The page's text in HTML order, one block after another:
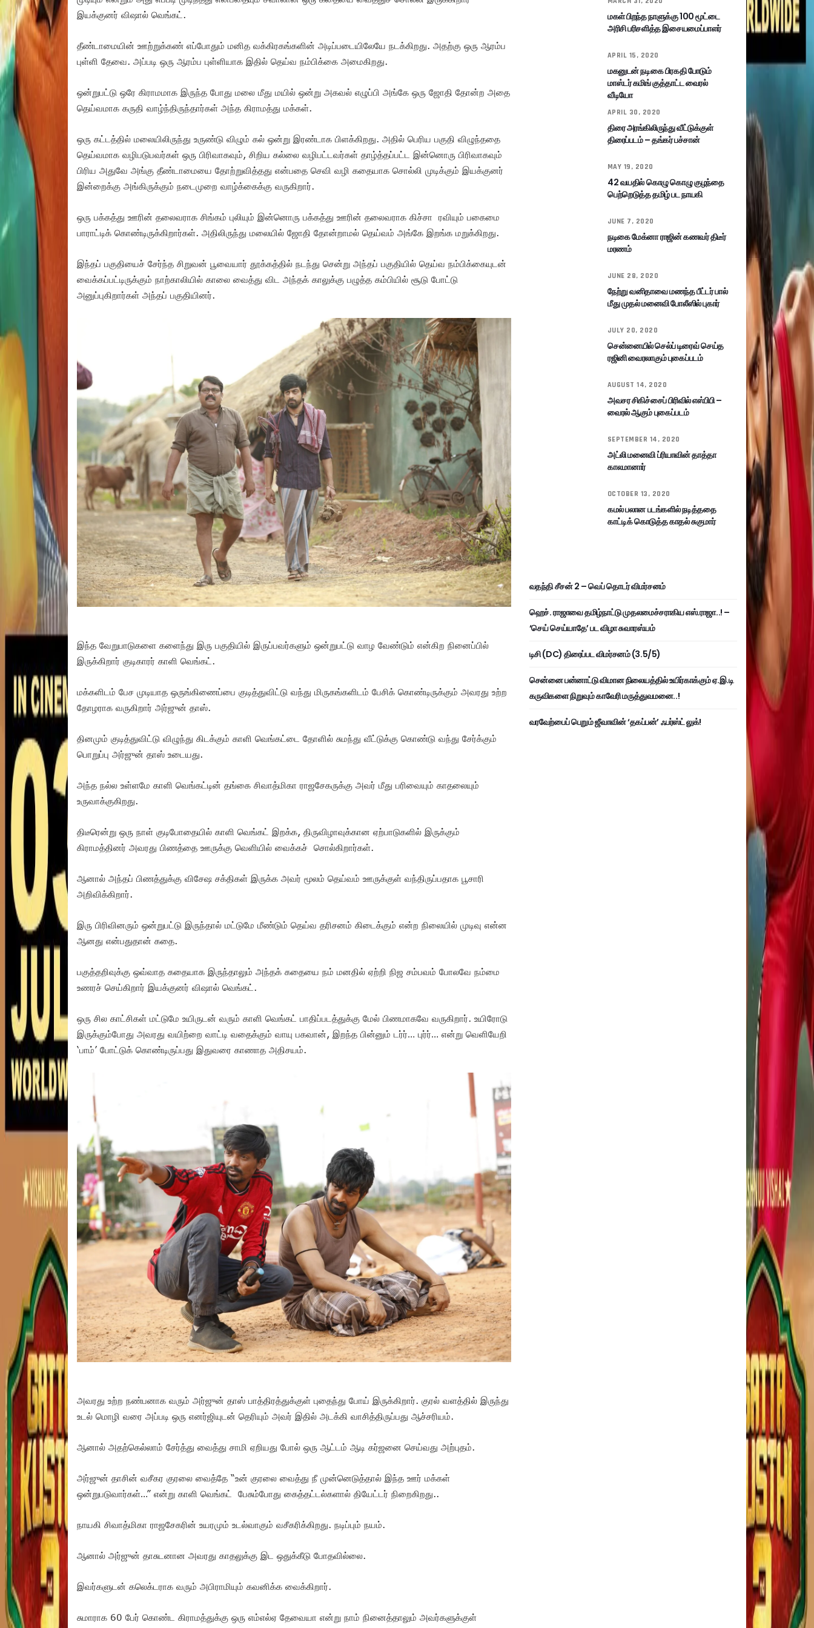
இயக்குனர் விஷால் வெங்கட்.
தீண்டாமையின் ஊற்றுக்கண் எப்போதும் மனித வக்கிரகங்களின் அடிப்படையிலேயே நடக்கிறது. அதற்கு ஒரு ஆரம்ப
புள்ளி தேவை. அப்படி ஒரு ஆரம்ப புள்ளியாக இதில் தெய்வ நம்பிக்கை அமைகிறது.
ஒன்றுபட்டு ஒரே கிராமமாக இருந்த போது மலை மீது மயில் ஒன்று அகவல் எழுப்பி அங்கே ஒரு ஜோதி தோன்ற அதை
தெய்வமாக கருதி வாழ்ந்திருந்தார்கள் அந்த கிராமத்து மக்கள்.
ஒரு கட்டத்தில் மலையிலிருந்து உருண்டு விழும் கல் ஒன்று இரண்டாக பிளக்கிறது. அதில் பெரிய பகுதி விழுந்ததை
தெய்வமாக வழிபடுபவர்கள் ஒரு பிரிவாகவும், சிறிய கல்லை வழிபட்டவர்கள் தாழ்த்தப்பட்ட இன்னொரு பிரிவாகவும்
பிரிய அதுவே அங்கு தீண்டாமையை தோற்றுவித்தது என்பதை செவி வழி கதையாக சொல்லி முடிக்கும் இயக்குனர்
இன்றைக்கு அங்கிருக்கும் நடைமுறை வாழ்க்கைக்கு வருகிறார்.
ஒரு பக்கத்து ஊரின் தலைவராக சிங்கம் புலியும் இன்னொரு பக்கத்து ஊரின் தலைவராக கிச்சா ரவியும் பகைமை
பாராட்டிக் கொண்டிருக்கிறார்கள். அதிலிருந்து மலையில் ஜோதி தோன்றாமல் தெய்வம் அங்கே இறங்க மறுக்கிறது.
இந்தப் பகுதியைச் சேர்ந்த சிறுவன் பூவையார் தூக்கத்தில் நடந்து சென்று அந்தப் பகுதியில் தெய்வ நம்பிக்கையுடன்
வைக்கப்பட்டிருக்கும் நாற்காலியில் காலை வைத்து விட அந்தக் காலுக்கு பழுத்த கம்பியில் சூடு போட்டு
அனுப்புகிறார்கள் அந்தப் பகுதியினர்.
இந்த வேறுபாடுகளை களைந்து இரு பகுதியில் இருப்பவர்களும் ஒன்றுபட்டு வாழ வேண்டும் என்கிற நினைப்பில்
இருக்கிறார் குடிகாரர் காளி வெங்கட்.
மக்களிடம் பேச முடியாத ஒருங்கிணைப்பை குடித்துவிட்டு வந்து மிருகங்களிடம் பேசிக் கொண்டிருக்கும் அவரது உற்ற
தோழராக வருகிறார் அர்ஜுன் தாஸ்.
தினமும் குடித்துவிட்டு விழுந்து கிடக்கும் காளி வெங்கட்டை தோளில் சுமந்து வீட்டுக்கு கொண்டு வந்து சேர்க்கும்
பொறுப்பு அர்ஜுன் தாஸ் உடையது.
அந்த நல்ல உள்ளமே காளி வெங்கட்டின் தங்கை சிவாத்மிகா ராஜசேகருக்கு அவர் மீது பரிவையும் காதலையும்
உருவாக்குகிறது.
திடீரென்று ஒரு நாள் குடிபோதையில் காளி வெங்கட் இறக்க, திருவிழாவுக்கான ஏற்பாடுகளில் இருக்கும்
கிராமத்தினர் அவரது பிணத்தை ஊருக்கு வெளியில் வைக்கச் சொல்கிறார்கள்.
ஆனால் அந்தப் பிணத்துக்கு விசேஷ சக்திகள் இருக்க அவர் மூலம் தெய்வம் ஊருக்குள் வந்திருப்பதாக பூசாரி
அறிவிக்கிறார்.
இரு பிரிவினரும் ஒன்றுபட்டு இருந்தால் மட்டுமே மீண்டும் தெய்வ தரிசனம் கிடைக்கும் என்ற நிலையில் முடிவு என்ன
ஆனது என்பதுதான் கதை.
பகுத்தறிவுக்கு ஒவ்வாத கதையாக இருந்தாலும் அந்தக் கதையை நம் மனதில் ஏற்றி நிஜ சம்பவம் போலவே நம்மை
உணரச் செய்கிறார் இயக்குனர் விஷால் வெங்கட்.
ஒரு சில காட்சிகள் மட்டுமே உயிருடன் வரும் காளி வெங்கட் பாதிப்படத்துக்கு மேல் பிணமாகவே வருகிறார். உயிரோடு
இருக்கும்போது அவரது வயிற்றை வாட்டி வதைக்கும் வாயு பகவான், இறந்த பின்னும் டர்ர்… புர்ர்… என்று வெளியேறி
‘பாம்’ போட்டுக் கொண்டிருப்பது இதுவரை காணாத அதிசயம்.
அவரது உற்ற நண்பனாக வரும் அர்ஜுன் தாஸ் பாத்திரத்துக்குள் புதைந்து போய் இருக்கிறார். குரல் வளத்தில் இருந்து
உடல் மொழி வரை அப்படி ஒரு எனர்ஜியுடன் தெரியும் அவர் இதில் அடக்கி வாசித்திருப்பது ஆச்சரியம்.
ஆனால் அதற்கெல்லாம் சேர்த்து வைத்து சாமி ஏறியது போல் ஒரு ஆட்டம் ஆடி கர்ஜனை செய்வது அற்புதம்.
அர்ஜுன் தாசின் வசீகர குரலை வைத்தே “உன் குரலை வைத்து நீ முன்னெடுத்தால் இந்த ஊர் மக்கள்
ஒன்றுபடுவார்கள்…” என்று காளி வெங்கட் பேசும்போது கைத்தட்டல்களால் தியேட்டர் நிறைகிறது..
நாயகி சிவாத்மிகா ராஜசேகரின் உயரமும் உடல்வாகும் வசீகரிக்கிறது. நடிப்பும் நயம்.
ஆனால் அர்ஜுன் தாசுடனான அவரது காதலுக்கு இட ஒதுக்கீடு போதவில்லை.
இவர்களுடன் கலெக்டராக வரும் அபிராமியும் கவனிக்க வைக்கிறார்.
சுமாராக 60 பேர் கொண்ட கிராமத்துக்கு ஒரு எம்எல்ஏ தேவையா என்று நாம் நினைத்தாலும் அவர்களுக்குள்
மகள் பிறந்த நாளுக்கு 100 மூட்டை
அரிசி பரிசளித்த இசையமைப்பாளர்
APRIL 15, 2020
மகனுடன் நடிகை பிரகதி போடும்
மாஸ்டர் கமிங் குத்தாட்ட வைரல்
வீடியோ
APRIL 30, 2020
திரை அரங்கிலிருந்து வீட்டுக்குள்
திரைப்படம் – தங்கர் பச்சான்
MAY 19, 2020
42 வயதில் கொழு கொழு குழந்தை
பெற்றெடுத்த தமிழ் பட நாயகி
JUNE 7, 2020
நடிகை மேக்னா ராஜின் கணவர் திடீர்
மரணம்
JUNE 28, 2020
நேற்று வனிதாவை மணந்த பீட்டர் பால்
மீது முதல் மனைவி போலீஸில் புகார்
JULY 20, 2020
சென்னையில் செல்ப் டிரைவ் செய்த
ரஜினி வைரலாகும் புகைப்படம்
AUGUST 14, 2020
அவசர சிகிச்சைப் பிரிவில் எஸ்பிபி –
வைரல் ஆகும் புகைப்படம்
SEPTEMBER 14, 2020
அட்லி மனைவி ப்ரியாவின் தாத்தா
காலமானார்
OCTOBER 13, 2020
கமல் பலான படங்களில் நடித்ததை
காட்டிக் கொடுத்த காதல் சுகுமார்
வதந்தி சீசன் 2 – வெப் தொடர் விமர்சனம்
ஹெச். ராஜாவை தமிழ்நாட்டு முதலமைச்சராகிய எஸ்.ராஜா..! –
‘செய் செய்யாதே’ பட விழா சுவாரஸ்யம்
டிசி (DC) திரைப்பட விமர்சனம் (3.5/5)
சென்னை பன்னாட்டு விமான நிலையத்தில் உயிர்காக்கும் ஏ.இ.டி
கருவிகளை நிறுவும் காவேரி மருத்துவமனை..!
வரவேற்பைப் பெறும் ஜீவாவின் ‘தகப்பன்’ ஃபர்ஸ்ட் லுக்!